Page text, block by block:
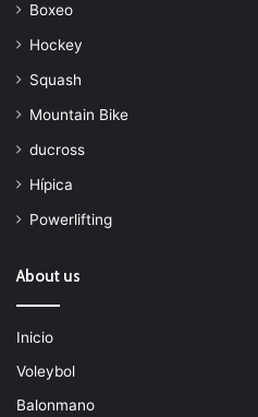
Boxeo
Hockey
Squash
Mountain Bike
ducross
Hípica
Powerlifting
About us
Inicio
Voleybol
Balonmano